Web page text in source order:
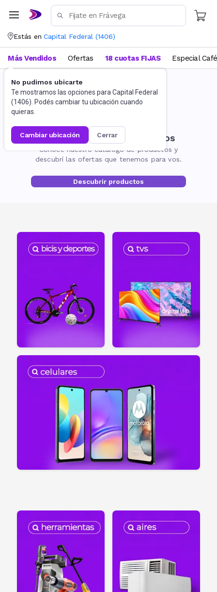
Estás en Capital Federal (1406)
No pudimos ubicarte
Te mostramos las opciones para Capital Federal
(1406). Podés cambiar tu ubicación cuando
quieras.
cambiar ubicación cerrar
Más Vendidos Ofertas 18 cuotas FIJAS Especial Café
No encontramos resultados
Conocé nuestro catálogo de productos y
descubrí las ofertas que tenemos para vos.
Descubrir productos